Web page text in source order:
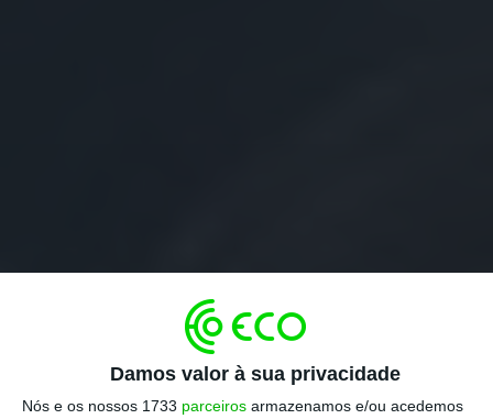
Damos valor à sua privacidade
Nós e os nossos 1733 parceiros armazenamos e/ou acedemos